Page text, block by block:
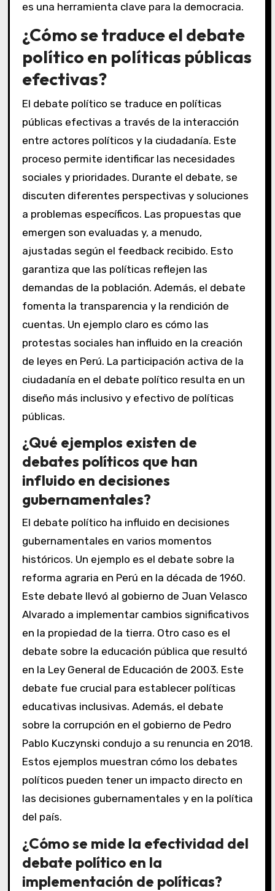
es una herramienta clave para la democracia.
¿Cómo se traduce el debate
político en políticas públicas
efectivas?
El debate político se traduce en políticas
públicas efectivas a través de la interacción
entre actores políticos y la ciudadanía. Este
proceso permite identificar las necesidades
sociales y prioridades. Durante el debate, se
discuten diferentes perspectivas y soluciones
a problemas específicos. Las propuestas que
emergen son evaluadas y, a menudo,
ajustadas según el feedback recibido. Esto
garantiza que las políticas reflejen las
demandas de la población. Además, el debate
fomenta la transparencia y la rendición de
cuentas. Un ejemplo claro es cómo las
protestas sociales han influido en la creación
de leyes en Perú. La participación activa de la
ciudadanía en el debate político resulta en un
diseño más inclusivo y efectivo de políticas
públicas.
¿Qué ejemplos existen de
debates políticos que han
influido en decisiones
gubernamentales?
El debate político ha influido en decisiones
gubernamentales en varios momentos
históricos. Un ejemplo es el debate sobre la
reforma agraria en Perú en la década de 1960.
Este debate llevó al gobierno de Juan Velasco
Alvarado a implementar cambios significativos
en la propiedad de la tierra. Otro caso es el
debate sobre la educación pública que resultó
en la Ley General de Educación de 2003. Este
debate fue crucial para establecer políticas
educativas inclusivas. Además, el debate
sobre la corrupción en el gobierno de Pedro
Pablo Kuczynski condujo a su renuncia en 2018.
Estos ejemplos muestran cómo los debates
políticos pueden tener un impacto directo en
las decisiones gubernamentales y en la política
del país.
¿Cómo se mide la efectividad del
debate político en la
implementación de políticas?